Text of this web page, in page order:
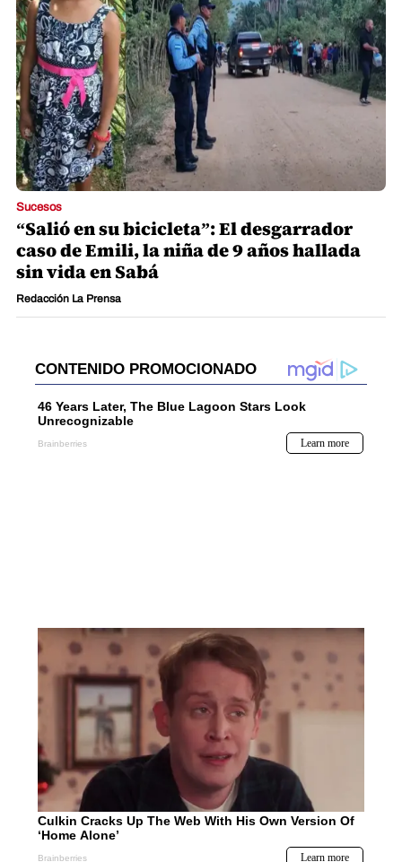
Sucesos
“Salió en su bicicleta”: El desgarrador
caso de Emili, la niña de 9 años hallada
sin vida en Sabá
Redacción La Prensa